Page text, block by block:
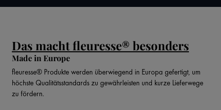
Das macht fleuresse® besonders
Made in Europe
fleuresse® Produkte werden überwiegend in Europa gefertigt, um
höchste Qualitätsstandards zu gewährleisten und kurze Lieferwege
zu fördern.